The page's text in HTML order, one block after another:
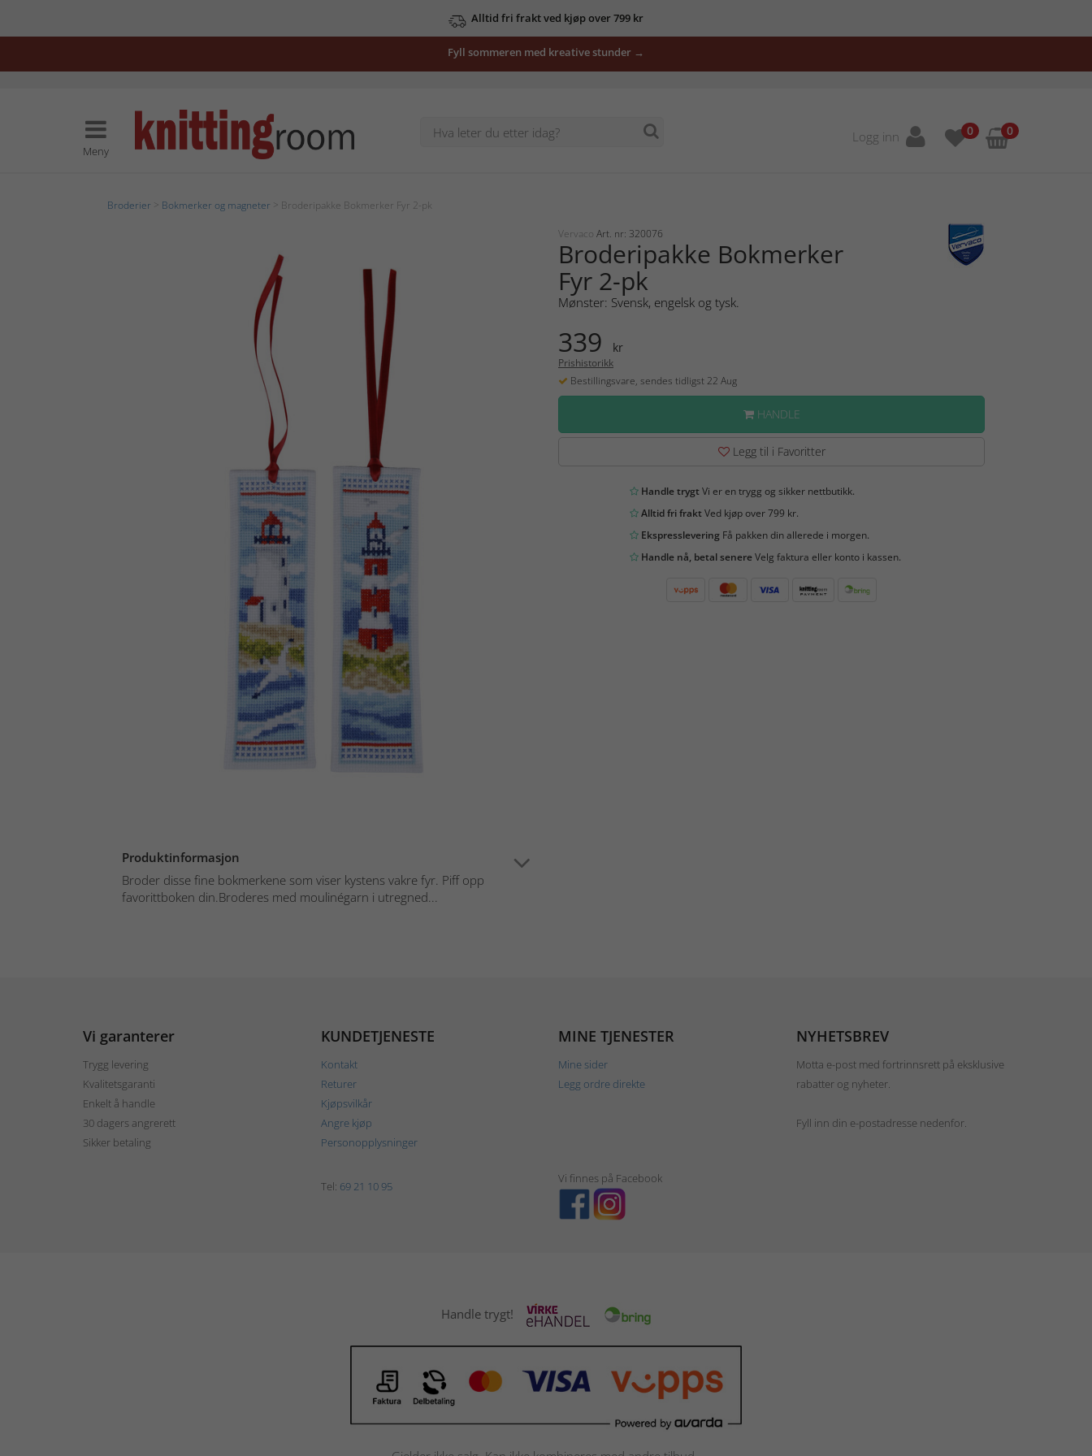
Alltid fri frakt ved kjøp over 799 kr
Fyll sommeren med kreative stunder →
Meny
Logg inn 0 0
Broderier Bokmerker og magneter > Broderipakke Bokmerker Fyr 2-pk
Produktinformasjon
Broder disse fine bokmerkene som viser kystens vakre fyr. Piff opp
favorittboken din.Broderes med moulinégarn i utregned...
Vervaco Art. nr: 320076
Broderipakke Bokmerker
Fyr 2-pk
Mønster: Svensk, engelsk og tysk.
339 kr
Prishistorikk
Bestillingsvare, sendes tidligst 22 Aug
HANDLE
Legg til i Favoritter
Handle trygtVi er en trygg og sikker nettbutikk.
Alltid fri fraktVed kjøp over 799 kr.
EkspressleveringFå pakken din allerede i morgen.
Handle nå, betal senereVelg faktura eller konto i kassen.
Vi garanterer
Trygg levering
Kvalitetsgaranti
Enkelt å handle
30 dagers angrerett
Sikker betaling
KUNDETJENESTE
Kontakt
Returer
Kjøpsvilkår
Angre kjøp
Personopplysninger
MINE TJENESTER
Mine sider
Legg ordre direkte
NYHETSBREV
Motta e-post med fortrinnsrett på eksklusive
rabatter og nyheter.
Fyll inn din e-postadresse nedenfor.
Tel: 69 21 10 95
Vi finnes på Facebook
Handle trygt!